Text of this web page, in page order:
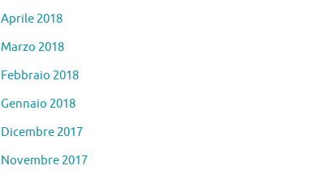
Aprile 2018
Marzo 2018
Febbraio 2018
Gennaio 2018
Dicembre 2017
Novembre 2017